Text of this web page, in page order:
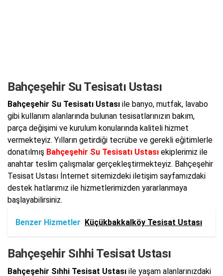
Bahçeşehir Su Tesisatı Ustası
Bahçeşehir Su Tesisatı Ustası ile banyo, mutfak, lavabo
gibi kullanım alanlarında bulunan tesisatlarınızın bakım,
parça değişimi ve kurulum konularında kaliteli hizmet
vermekteyiz. Yılların getirdiği tecrübe ve gerekli eğitimlerle
donatılmış Bahçeşehir Su Tesisatı Ustası ekiplerimiz ile
anahtar teslim çalışmalar gerçekleştirmekteyiz. Bahçeşehir
Tesisat Ustası İnternet sitemizdeki iletişim sayfamızdaki
destek hatlarımız ile hizmetlerimizden yararlanmaya
başlayabilirsiniz.
Benzer Hizmetler Küçükbakkalköy Tesisat Ustası
Bahçeşehir Sıhhi Tesisat Ustası
Bahçeşehir Sıhhi Tesisat Ustası ile yaşam alanlarınızdaki